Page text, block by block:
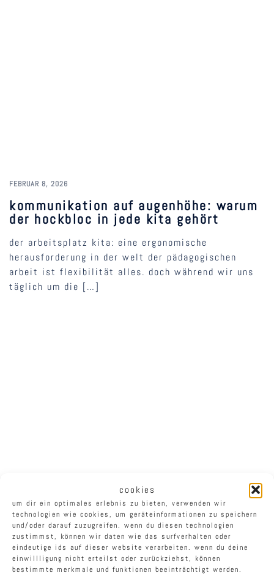
cookies
um dir ein optimales erlebnis zu bieten, verwenden wir
technologien wie cookies, um geräteinformationen zu speichern
und/oder darauf zuzugreifen. wenn du diesen technologien
zustimmst, können wir daten wie das surfverhalten oder
eindeutige ids auf dieser website verarbeiten. wenn du deine
einwillligung nicht erteilst oder zurückziehst, können
bestimmte merkmale und funktionen beeinträchtigt werden.
FEBRUAR 8, 2026
kommunikation auf augenhöhe: warum
der hockbloc in jede kita gehört
der arbeitsplatz kita: eine ergonomische
herausforderung in der welt der pädagogischen
arbeit ist flexibilität alles. doch während wir uns
täglich um die […]